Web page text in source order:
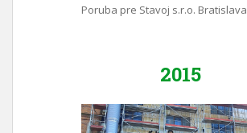
Poruba pre Stavoj s.r.o. Bratislava
2015